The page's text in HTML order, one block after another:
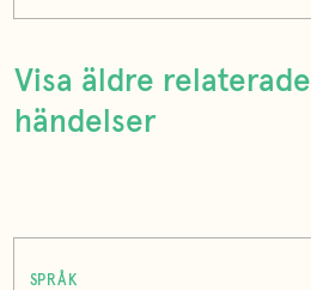
Visa äldre relaterade
händelser
SPRÅK